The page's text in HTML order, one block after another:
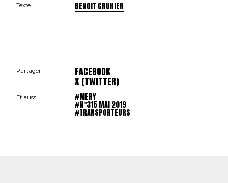
Texte BENOIT GRUHIER
Partager FACEBOOK
X (TWITTER)
Et aussi #MERY
#N°315 MAI 2019
#TRANSPORTEURS